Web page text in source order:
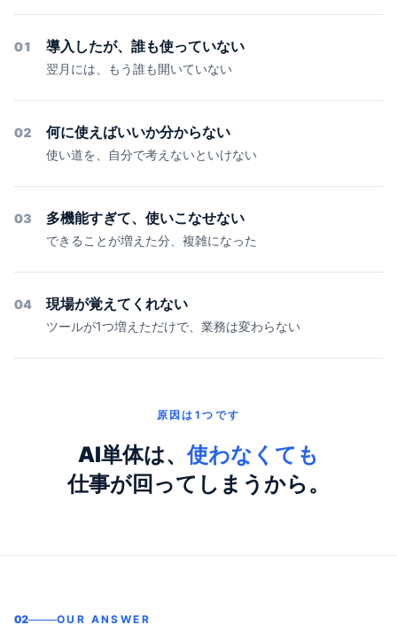
01 導入したが、誰も使っていない
翌月には、もう誰も開いていない
02 何に使えばいいか分からない
使い道を、自分で考えないといけない
03 多機能すぎて、使いこなせない
できることが増えた分、複雑になった
04 現場が覚えてくれない
ツールが1つ増えただけで、業務は変わらない
原因は1つです
AI単体は、使わなくても
仕事が回ってしまうから。
02 OUR ANSWER